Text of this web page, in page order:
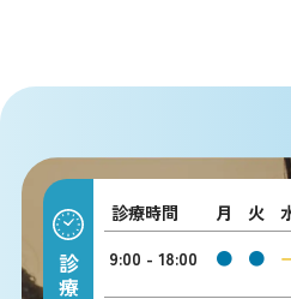
診療時間 月 火
9:00 - 18:00
● ●